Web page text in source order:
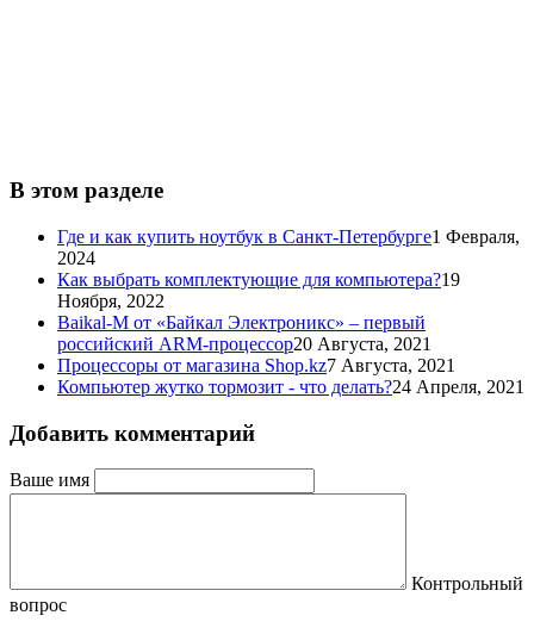
В этом разделе
Где и как купить ноутбук в Санкт-Петербурге1 Февраля,
2024
Как выбрать комплектующие для компьютера?19
Ноября, 2022
Baikal-M от «Байкал Электроникс» – первый
российский ARM-процессор20 Августа, 2021
Процессоры от магазина Shop.kz7 Августа, 2021
Компьютер жутко тормозит - что делать?24 Апреля, 2021
Добавить комментарий
Ваше имя
Контрольный
вопрос